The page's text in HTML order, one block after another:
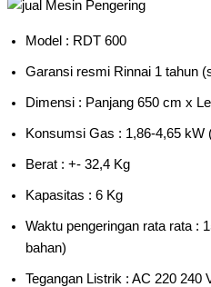
Model : RDT 600
Garansi resmi Rinnai 1 tahun
Dimensi : Panjang 650 cm x
Konsumsi Gas : 1,86-4,65 kW
Berat : +- 32,4 Kg
Kapasitas : 6 Kg
Waktu pengeringan rata rata :
bahan)
Tegangan Listrik : AC 220 240